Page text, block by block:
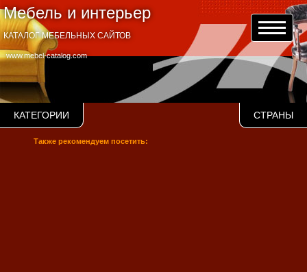
Мебель и интерьер
www.mebel-catalog.com
КАТАЛОГ МЕБЕЛЬНЫХ САЙТОВ
КАТЕГОРИИ СТРАНЫ
Также рекомендуем посетить: